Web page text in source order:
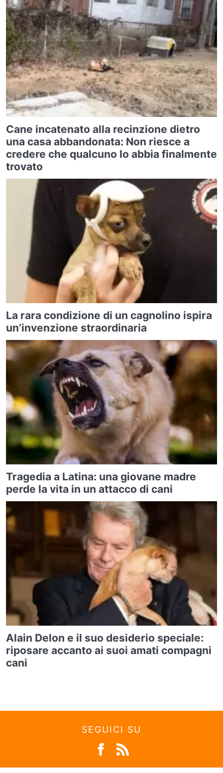
Cane incatenato alla recinzione dietro
una casa abbandonata: Non riesce a
credere che qualcuno lo abbia finalmente
trovato
La rara condizione di un cagnolino ispira
un’invenzione straordinaria
Tragedia a Latina: una giovane madre
perde la vita in un attacco di cani
Alain Delon e il suo desiderio speciale:
riposare accanto ai suoi amati compagni
cani
SEGUICI SU